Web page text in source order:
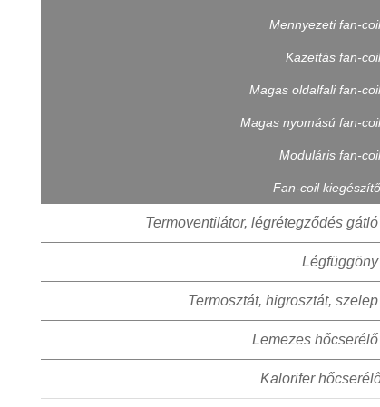
Mennyezeti fan-coil
Kazettás fan-coil
Magas oldalfali fan-coil
Magas nyomású fan-coil
Moduláris fan-coil
Fan-coil kiegészítő
Termoventilátor, légrétegződés gátló
Légfüggöny
Termosztát, higrosztát, szelep
Lemezes hőcserélő
Kalorifer hőcserélő